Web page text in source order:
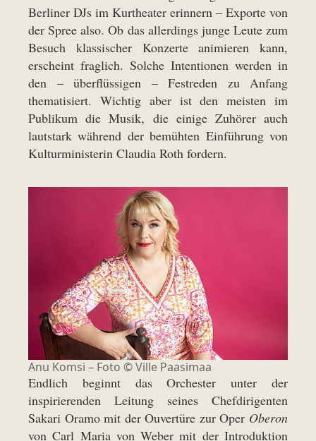
Berliner DJs im Kurtheater erinnern – Exporte von
der Spree also. Ob das allerdings junge Leute zum
Besuch klassischer Konzerte animieren kann,
erscheint fraglich. Solche Intentionen werden in
den – überflüssigen – Festreden zu Anfang
thematisiert. Wichtig aber ist den meisten im
Publikum die Musik, die einige Zuhörer auch
lautstark während der bemühten Einführung von
Kulturministerin Claudia Roth fordern.
Anu Komsi – Foto © Ville Paasimaa
Endlich beginnt das Orchester unter der
inspirierenden Leitung seines Chefdirigenten
Sakari Oramo mit der Ouvertüre zur Oper Oberon
von Carl Maria von Weber mit der Introduktion